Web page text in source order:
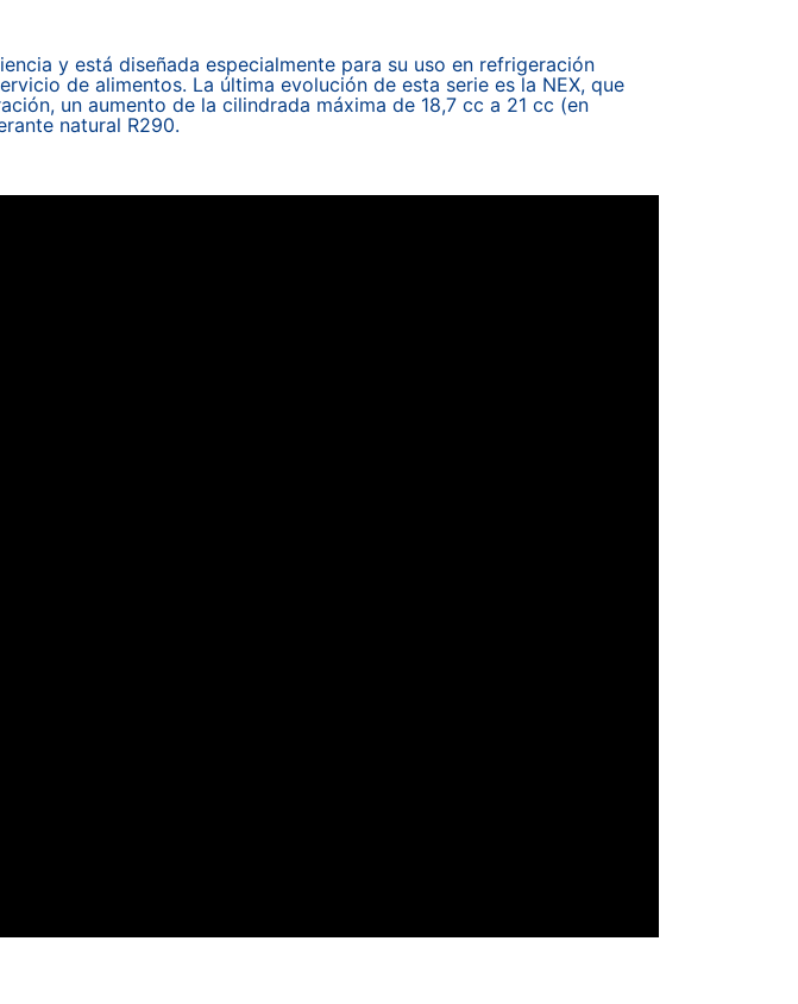
y está diseñada especialmente para su uso en refrigeración
de alimentos. La última evolución de esta serie es la NEX, que
un aumento de la cilindrada máxima de 18,7 cc a 21 cc (en
natural R290.